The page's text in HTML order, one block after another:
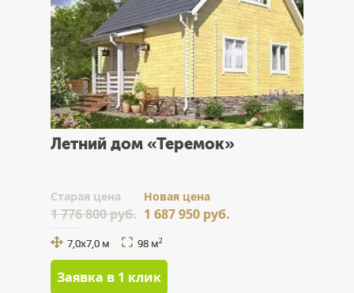
Летний дом «Теремок»
Cтарая цена
1 776 800 руб.
Новая цена
1 687 950 руб.
7,0х7,0 м 98 м2
Заявка в 1 клик